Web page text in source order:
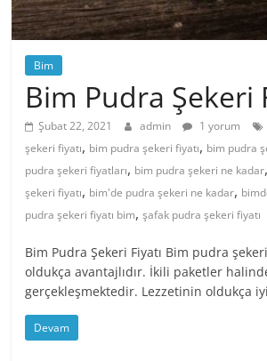
Bim
Bim Pudra Şekeri
Şubat 22, 2021 admin 1 yorum
şekeri fiyatı, bim pudra şekeri fiyatı, bim pudra
pudra şekeri fiyatları, bim pudra şekeri ne kadar,
şekeri fiyatı, bim'de pudra şekeri ne kadar,
pudra şekeri fiyatı bim,şafak pudra şekeri fiyatı
Bim Pudra Şekeri Fiyatı Bim pudra
oldukça avantajlıdır. İkili paketler
gerçekleşmektedir. Lezzetinin oldukça iyi
Devam